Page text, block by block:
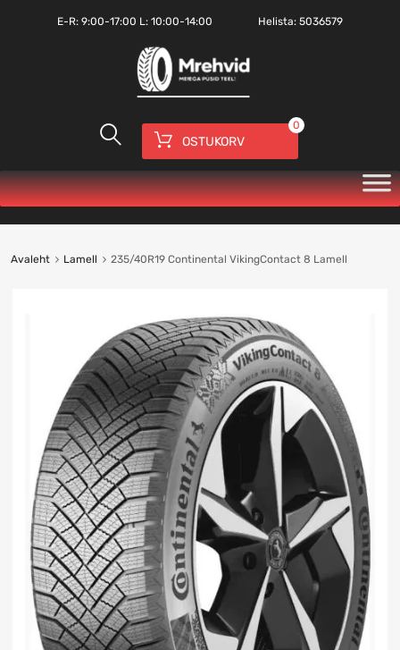
E-R: 9:00-17:00 L: 10:00-14:00 Helista:5036579
OSTUKORV
0
Avaleht Lamell 235/40R19 Continental VikingContact 8 Lamell